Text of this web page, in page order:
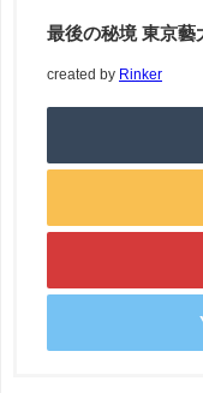
最後の秘境 東京藝
created by Rinker